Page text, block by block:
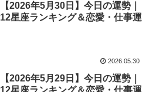
【2026年5月30日】今日の運勢｜
12星座ランキング＆恋愛・仕事運
2026.05.30
【2026年5月29日】今日の運勢｜
12星座ランキング＆恋愛・仕事運